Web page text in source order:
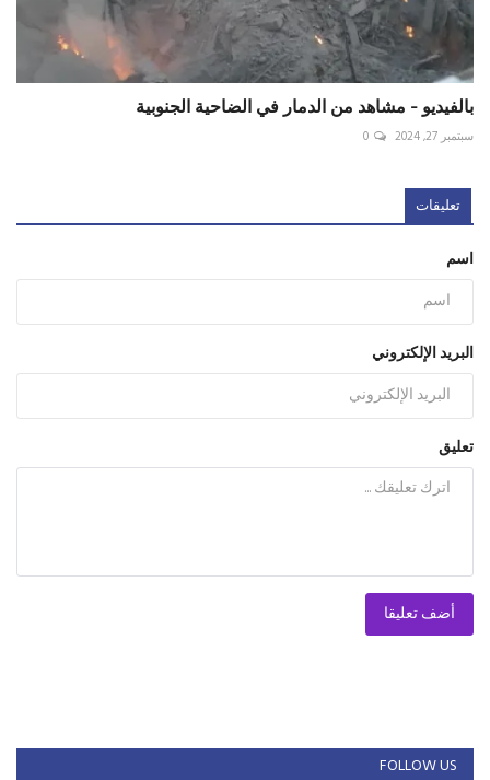
بالفيديو - مشاهد من الدمار في الضاحية الجنوبية
سبتمبر 27, 2024 0
تعليقات
اسم
البريد الإلكتروني
تعليق
أضف تعليقا
FOLLOW US